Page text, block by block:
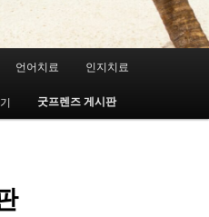
언어치료 인지치료
굿프렌즈 게시판